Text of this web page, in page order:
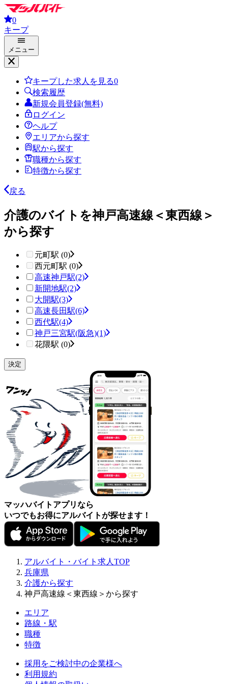
0
キープ
メニュー
キープした求人を見る0
検索履歴
新規会員登録(無料)
ログイン
ヘルプ
エリアから探す
駅から探す
職種から探す
特徴から探す
戻る
介護のバイトを神戸高速線＜東西線＞
から探す
元町駅 (0)
西元町駅 (0)
高速神戸駅(2)
新開地駅(2)
大開駅(3)
高速長田駅(6)
西代駅(4)
神戸三宮駅(阪急)(1)
花隈駅 (0)
マッハバイトアプリなら
いつでもお得にアルバイトが探せます！
アルバイト・バイト求人TOP
兵庫県
介護から探す
神戸高速線＜東西線＞から探す
エリア
路線・駅
職種
特徴
採用をご検討中の企業様へ
利用規約